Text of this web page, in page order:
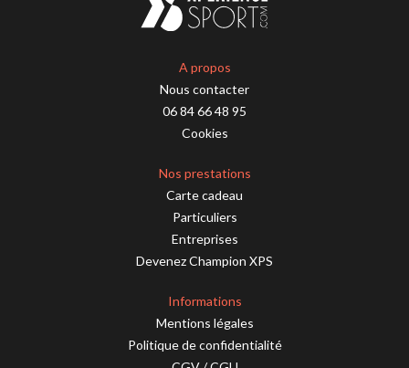
A propos
Nous contacter
06 84 66 48 95
Cookies
Nos prestations
Carte cadeau
Particuliers
Entreprises
Devenez Champion XPS
Informations
Mentions légales
Politique de confidentialité